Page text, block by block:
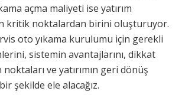
açma maliyeti ise yatırım
kritik noktalardan birini oluşturuyor.
oto yıkama kurulumu için gerekli
sistemin avantajlarını, dikkat
ve yatırımın geri dönüş
şekilde ele alacağız.